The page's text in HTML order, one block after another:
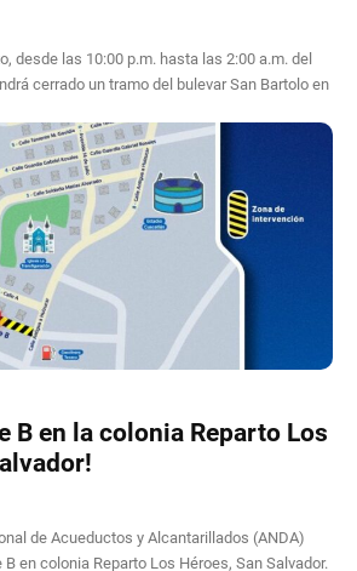
desde las 10:00 p.m. hasta las 2:00 a.m. del
cerrado un tramo del bulevar San Bartolo en
B en la colonia Reparto Los
de Acueductos y Alcantarillados (ANDA)
en colonia Reparto Los Héroes, San Salvador.